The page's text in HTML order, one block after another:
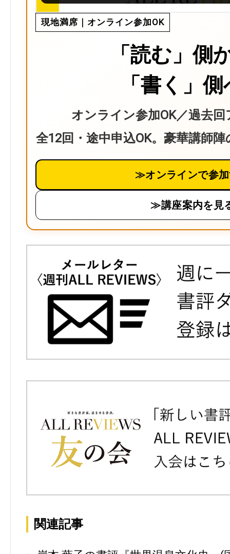
現地満席｜オンライン参加OK
「読む」側
「書く」
オンライン参加OK／過去
全12回・途中申込OK。豪華講師
≫オンラインで参
≫講座案内を見
関連記事